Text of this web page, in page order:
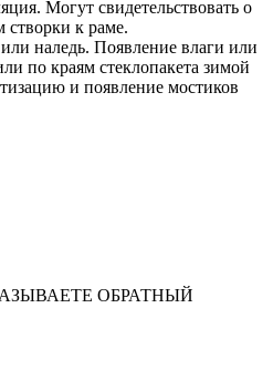
Могут свидетельствовать о
створки к раме.
наледь. Появление влаги или
по краям стеклопакета зимой
и появление мостиков
ОБРАТНЫЙ